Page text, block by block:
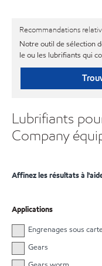
Recommandations
Notre outil de sélection
le ou les lubrifiants qui
Lubrifiants
Company
Affinez les résultats à
Applications
Engrenages sous
Gears